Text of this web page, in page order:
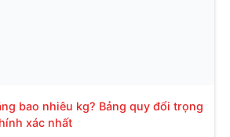
bao nhiêu kg? Bảng quy đổi trọng
xác nhất